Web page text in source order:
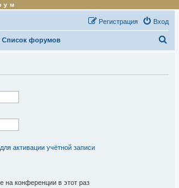
Вход
Регистрация
Список форумов
активации учётной записи
на конференции в этот раз